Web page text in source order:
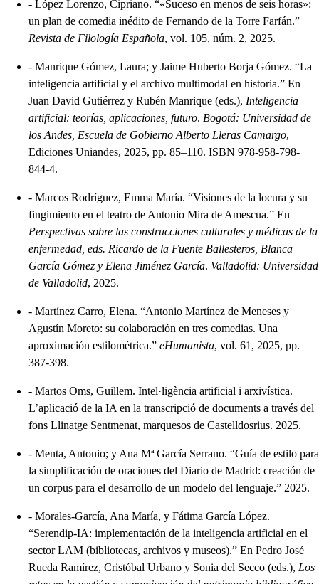
- López Lorenzo, Cipriano. “«Suceso en menos de seis horas»:
un plan de comedia inédito de Fernando de la Torre Farfán.”
Revista de Filología Española, vol. 105, núm. 2, 2025.
- Manrique Gómez, Laura; y Jaime Huberto Borja Gómez. “La
inteligencia artificial y el archivo multimodal en historia.” En
Juan David Gutiérrez y Rubén Manrique (eds.), Inteligencia
artificial: teorías, aplicaciones, futuro. Bogotá: Universidad de
los Andes, Escuela de Gobierno Alberto Lleras Camargo,
Ediciones Uniandes, 2025, pp. 85–110. ISBN 978-958-798-
844-4.
- Marcos Rodríguez, Emma María. “Visiones de la locura y su
fingimiento en el teatro de Antonio Mira de Amescua.” En
Perspectivas sobre las construcciones culturales y médicas de la
enfermedad, eds. Ricardo de la Fuente Ballesteros, Blanca
García Gómez y Elena Jiménez García. Valladolid: Universidad
de Valladolid, 2025.
- Martínez Carro, Elena. “Antonio Martínez de Meneses y
Agustín Moreto: su colaboración en tres comedias. Una
aproximación estilométrica.” eHumanista, vol. 61, 2025, pp.
387-398.
- Martos Oms, Guillem. Intel·ligència artificial i arxivística.
L’aplicació de la IA en la transcripció de documents a través del
fons Llinatge Sentmenat, marquesos de Castelldosrius. 2025.
- Menta, Antonio; y Ana Mª García Serrano. “Guía de estilo para
la simplificación de oraciones del Diario de Madrid: creación de
un corpus para el desarrollo de un modelo del lenguaje.” 2025.
- Morales-García, Ana María, y Fátima García López.
“Serendip-IA: implementación de la inteligencia artificial en el
sector LAM (bibliotecas, archivos y museos).” En Pedro José
Rueda Ramírez, Cristóbal Urbano y Sonia del Secco (eds.), Los